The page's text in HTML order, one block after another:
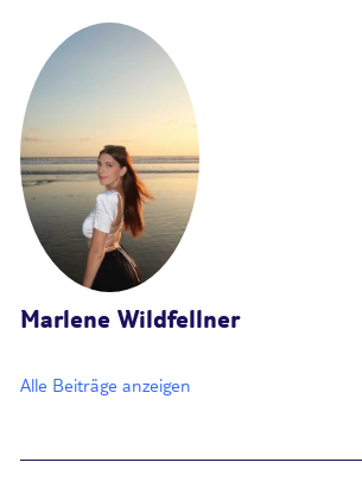
Marlene Wildfellner
Alle Beiträge anzeigen